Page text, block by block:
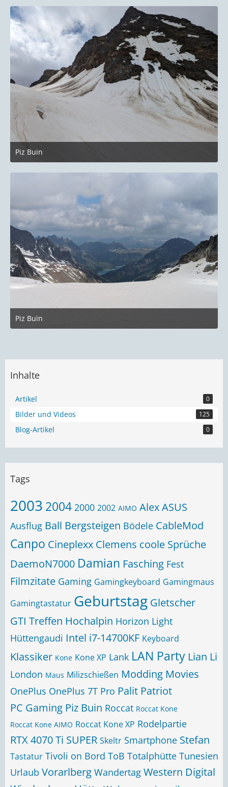
Piz Buin
27. Juni 2023 um 22:14
Piz Buin
27. Juni 2023 um 22:14
Inhalte
Artikel 0
Bilder und Videos 125
Blog-Artikel 0
Tags
2003 2004 2000 2002 AIMO AlexASUS
Ausflug Ball Bergsteigen Bödele CableMod
Canpo Cineplexx Clemens coole Sprüche
DaemoN7000 Damian Fasching Fest
Filmzitate Gaming Gamingkeyboard Gamingmaus
Gamingtastatur Geburtstag Gletscher
GTI Treffen Hochalpin Horizon Light
Hüttengaudi Intel i7-14700KF Keyboard
Klassiker Kone Kone XP Lank LAN Party Lian Li
London Maus Milizschießen Modding Movies
OnePlus OnePlus 7T Pro Palit Patriot
PC Gaming Piz Buin Roccat Roccat Kone
Roccat Kone AIMO Roccat Kone XP Rodelpartie
RTX 4070 Ti SUPER Skeltr Smartphone Stefan
Tastatur Tivoli on Bord ToB Totalphütte Tunesien
Urlaub Vorarlberg Wandertag Western Digital